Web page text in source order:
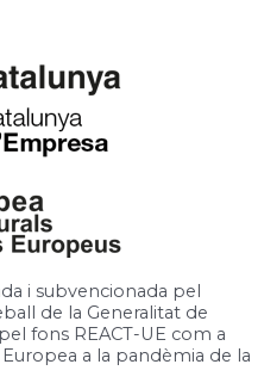
i subvencionada pel
de la Generalitat de
fons REACT-UE com a
a la pandèmia de la